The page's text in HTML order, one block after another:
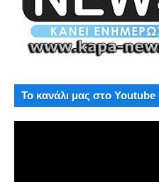
Το κανάλι μας στο Youtube